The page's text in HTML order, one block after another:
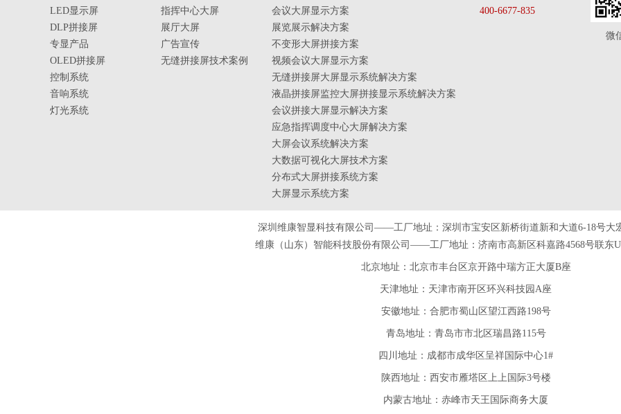
LED显示屏
DLP拼接屏
专显产品
OLED拼接屏
控制系统
音响系统
灯光系统
指挥中心大屏
展厅大屏
广告宣传
无缝拼接屏技术案例
会议大屏显示方案
展览展示解决方案
不变形大屏拼接方案
视频会议大屏显示方案
无缝拼接屏大屏显示系统解决方案
液晶拼接屏监控大屏拼接显示系统解决方案
会议拼接大屏显示解决方案
应急指挥调度中心大屏解决方案
大屏会议系统解决方案
大数据可视化大屏技术方案
分布式大屏拼接系统方案
大屏显示系统方案
400-6677-835
微
深圳维康智显科技有限公司——工厂地址：深圳市宝安区新桥街道新和大道6-18号大
维康（山东）智能科技股份有限公司——工厂地址：济南市高新区科嘉路4568号联东
北京地址：北京市丰台区京开路中瑞方正大厦B座
天津地址 ：天津市南开区环兴科技园A座
安徽地址 ：合肥市蜀山区望江西路198号
青岛地址 ：青岛市市北区瑞昌路115号
四川 地址 ：成都市成华区呈祥国际中心1#
陕西地址 ：西安市雁塔区上上国际3号楼
内蒙古地址：赤峰市天王国际商务大厦